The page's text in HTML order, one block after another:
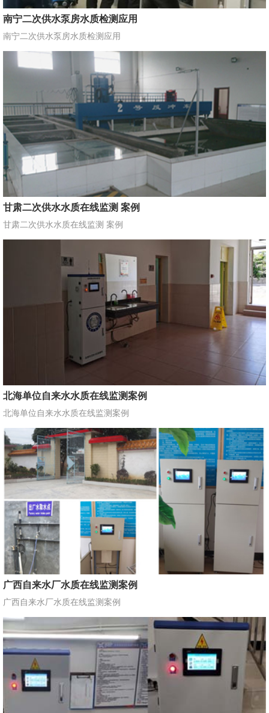
南宁二次供水泵房水质检测应用
南宁二次供水泵房水质检测应用
甘肃二次供水水质在线监测 案例
甘肃二次供水水质在线监测 案例
北海单位自来水水质在线监测案例
北海单位自来水水质在线监测案例
广西自来水厂水质在线监测案例
广西自来水厂水质在线监测案例